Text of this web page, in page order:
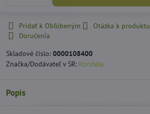
Pridať k Obľúbeným Otázka k produktu
Doručenia
Skladové číslo: 0000108400
Značka/Dodávateľ v SR: Kondela
Popis